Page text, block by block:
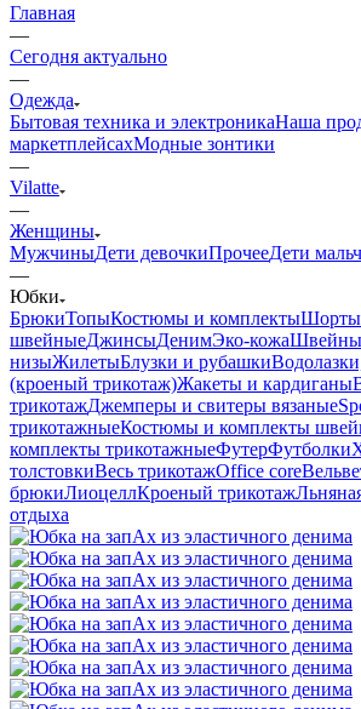
Главная
—
Сегодня актуально
—
Одежда
Бытовая техника и электроникаНаша
маркетплейсахМодные зонтики
—
Vilatte
—
Женщины
МужчиныДети девочкиПрочееДети
—
Юбки
БрюкиТопыКостюмы и комплектыШорты
швейныеДжинсыДенимЭко-кожа
низыЖилетыБлузки и рубашки
(кроеный трикотаж)Жакеты и кардиганы
трикотажДжемперы и свитеры вязаные
трикотажныеКостюмы и комплекты
комплекты трикотажныеФутерФутболки
толстовкиВесь трикотажOffice core
брюкиЛиоцеллКроеный трикотаж
отдыха